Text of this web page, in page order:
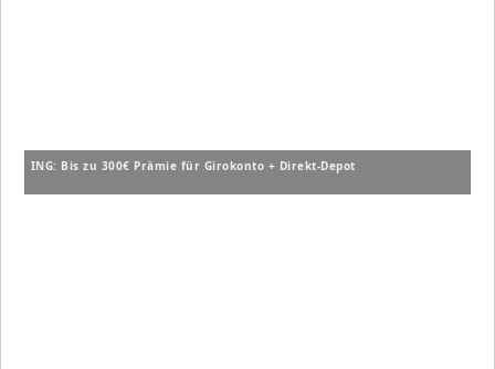
ING: Bis zu 300€ Prämie für Girokonto + Direkt-Depot